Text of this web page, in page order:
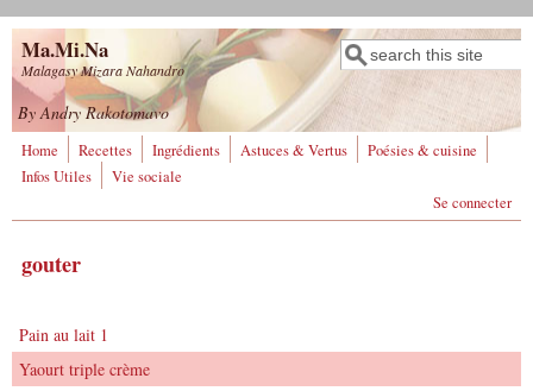
Aller au contenu principal
Ma.Mi.Na
Malagasy Mizara Nahandro
Formulaire de
recherche
Rechercher
By Andry Rakotomavo
Home Recettes Ingrédients Astuces & Vertus
Poésies & cuisine
Infos Utiles
Vie sociale
Se connecter
gouter
Pain au lait 1
Yaourt triple crème